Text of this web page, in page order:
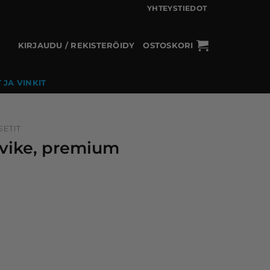
YHTEYSTIEDOT
KIRJAUDU / REKISTERÖIDY OSTOSKORI
JA VINKIT
premium